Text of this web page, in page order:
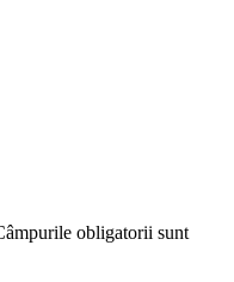
obligatorii sunt